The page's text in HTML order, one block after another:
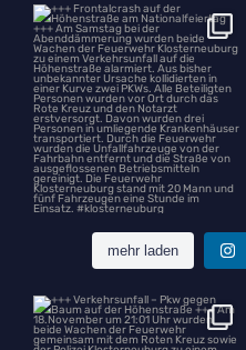
+++ Frontalcrash auf der
Höhenstraße am...
mehr laden
+++ Verkehrsunfall – Pkw gegen
Baum auf der ...